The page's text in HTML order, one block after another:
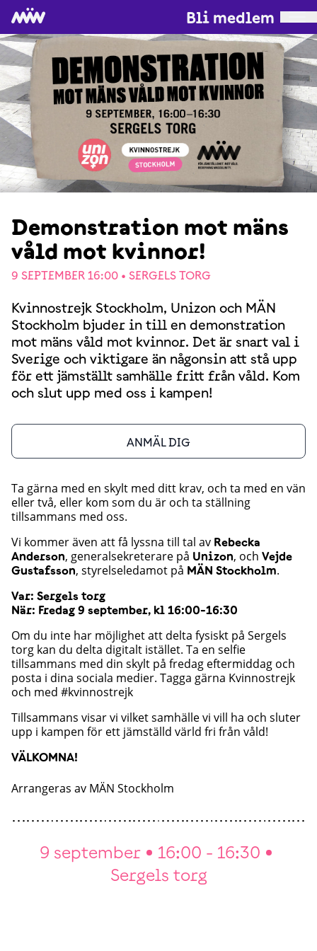
Bli medlem
Demonstration mot mäns
våld mot kvinnor!
9 SEPTEMBER 16:00 • SERGELS TORG
Kvinnostrejk Stockholm, Unizon och MÄN
Stockholm bjuder in till en demonstration
mot mäns våld mot kvinnor. Det är snart val i
Sverige och viktigare än någonsin att stå upp
för ett jämställt samhälle fritt från våld. Kom
och slut upp med oss i kampen!
ANMÄL DIG
Ta gärna med en skylt med ditt krav, och ta med en vän
eller två, eller kom som du är och ta ställning
tillsammans med oss.
Vi kommer även att få lyssna till tal av Rebecka
Anderson, generalsekreterare på Unizon, och Vejde
Gustafsson, styrelseledamot på MÄN Stockholm.
Var: Sergels torg
När: Fredag 9 september, kl 16:00-16:30
Om du inte har möjlighet att delta fysiskt på Sergels
torg kan du delta digitalt istället. Ta en selfie
tillsammans med din skylt på fredag eftermiddag och
posta i dina sociala medier. Tagga gärna Kvinnostrejk
och med #kvinnostrejk
Tillsammans visar vi vilket samhälle vi vill ha och sluter
upp i kampen för ett jämställd värld fri från våld!
VÄLKOMNA!
Arrangeras av MÄN Stockholm
9 september
16:00 - 16:30
Sergels torg